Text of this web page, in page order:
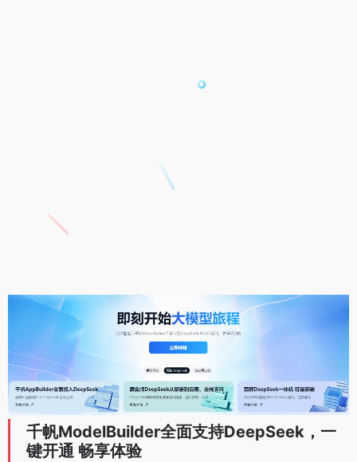
千帆ModelBuilder全面支持DeepSeek，一
键开通 畅享体验